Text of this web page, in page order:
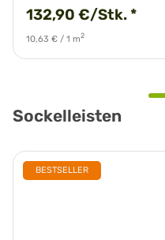
132,90 €/Stk. *
10,63 € / 1 m2
Sockelleisten
BESTSELLER